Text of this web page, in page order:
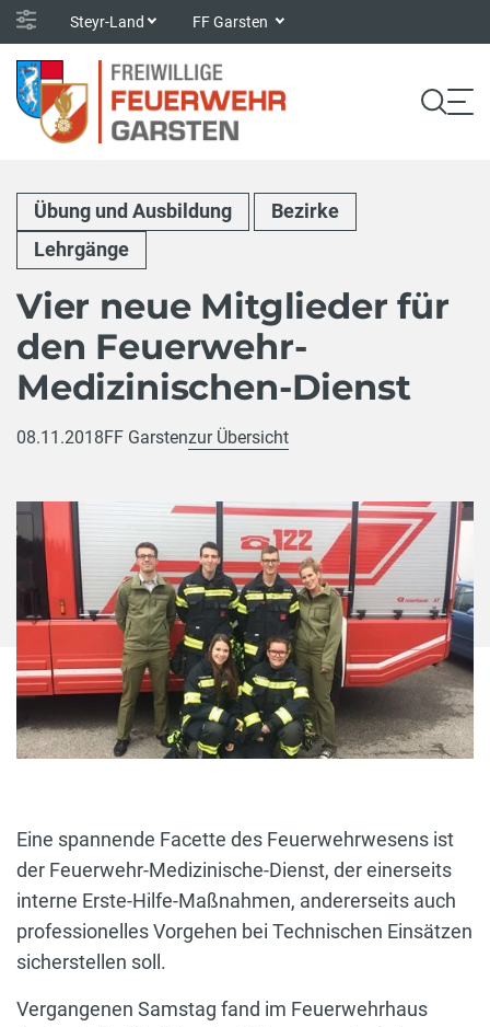
Steyr-Land FF Garsten
Übung und Ausbildung
Bezirke
Lehrgänge
Vier neue Mitglieder für
den Feuerwehr-
Medizinischen-Dienst
08.11.2018FF Garstenzur Übersicht
Eine spannende Facette des Feuerwehrwesens ist
der Feuerwehr-Medizinische-Dienst, der einerseits
interne Erste-Hilfe-Maßnahmen, andererseits auch
professionelles Vorgehen bei Technischen Einsätzen
sicherstellen soll.
Vergangenen Samstag fand im Feuerwehrhaus